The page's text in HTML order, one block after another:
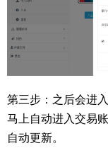
第三步：之后会进
马上自动进入交易
自动更新。